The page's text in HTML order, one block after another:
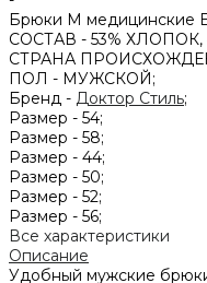
Брюки М медицинские
СОСТАВ - 53%
СТРАНА
ПОЛ - МУЖСКОЙ;
Бренд - Доктор Стиль;
Размер - 54;
Размер - 58;
Размер - 44;
Размер - 50;
Размер - 52;
Размер - 56;
Все характеристики
Описание
Удобный мужские